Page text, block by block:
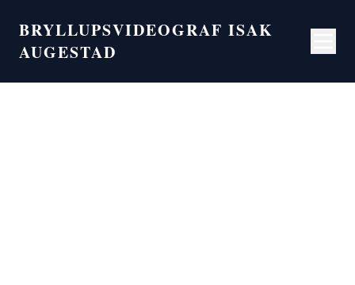
BRYLLUPSVIDEOGRAF ISAK
AUGESTAD